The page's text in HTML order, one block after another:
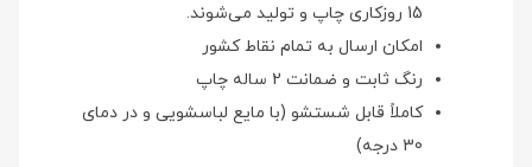
15 روزکاری چاپ و تولید می‌شوند.
امکان ارسال به تمام نقاط کشور
رنگ ثابت و ضمانت 2 ساله چاپ
کاملاً قابل شستشو (با مایع لباسشویی و در دمای
30 درجه)